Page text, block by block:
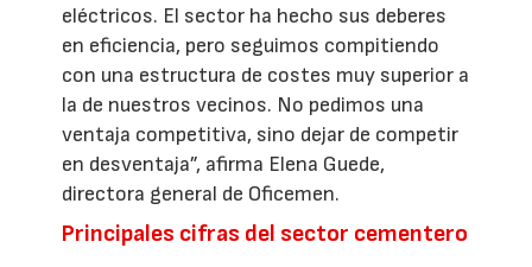
eléctricos. El sector ha hecho sus deberes
en eficiencia, pero seguimos compitiendo
con una estructura de costes muy superior a
la de nuestros vecinos. No pedimos una
ventaja competitiva, sino dejar de competir
en desventaja”, afirma Elena Guede,
directora general de Oficemen.
Principales cifras del sector cementero